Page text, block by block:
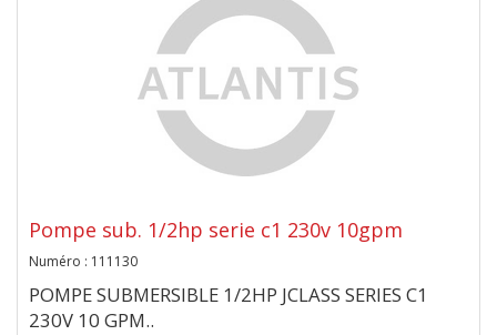
Pompe sub. 1/2hp serie c1 230v 10gpm
Numéro : 111130
POMPE SUBMERSIBLE 1/2HP JCLASS SERIES C1
230V 10 GPM..